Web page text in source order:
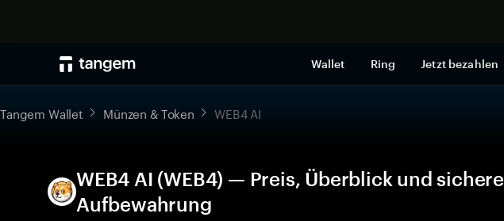
Wallet Ring Jetzt bezahlen
Tangem Wallet Münzen & Token WEB4 AI
WEB4 AI (WEB4) — Preis, Überblick und sichere
Aufbewahrung